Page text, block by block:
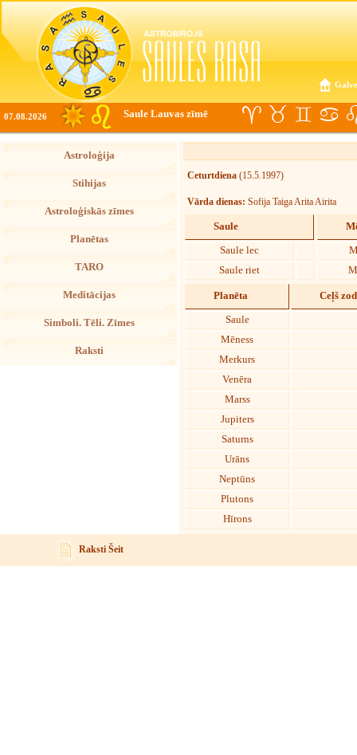
07.08.2026 Saule Lauvas zīmē
Astroloģija
Stihijas
Astroloģiskās zīmes
Planētas
TARO
Meditācijas
Simboli. Tēli. Zīmes
Raksti
Ceturtdiena (15.5.1997)
Vārda dienas: Sofija Taiga Arita Airita
Saule
Saule lec
Saule riet
Planēta Ceļš
Saule
Mēness
Merkurs
Venēra
Marss
Jupiters
Saturns
Urāns
Neptūns
Plutons
Hīrons
Raksti Šeit